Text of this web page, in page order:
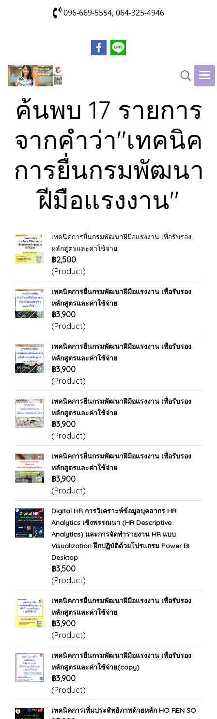
096-669-5554, 064-325-4946
ค้นพบ 17 รายการ
จากคำว่า"เทคนิค
การยื่นกรมพัฒนา
ฝีมือแรงงาน"
เทคนิคการยื่นกรมพัฒนาฝีมือแรงงาน เพื่อรับรอง
หลักสูตรและค่าใช้จ่าย
฿2,500
(Product)
เทคนิคการยื่นกรมพัฒนาฝีมือแรงงาน เพื่อรับรอง
หลักสูตรและค่าใช้จ่าย
฿3,900
(Product)
เทคนิคการยื่นกรมพัฒนาฝีมือแรงงาน เพื่อรับรอง
หลักสูตรและค่าใช้จ่าย
฿3,900
(Product)
เทคนิคการยื่นกรมพัฒนาฝีมือแรงงาน เพื่อรับรอง
หลักสูตรและค่าใช้จ่าย
฿3,900
(Product)
เทคนิคการยื่นกรมพัฒนาฝีมือแรงงาน เพื่อรับรอง
หลักสูตรและค่าใช้จ่าย
฿3,900
(Product)
Digital HR การวิเคราะห์ข้อมูลบุคลากร HR
Analytics เชิงพรรณนา (HR Descriptive
Analytics) และการจัดทำรายงาน HR แบบ
Visualization ฝึกปฏิบัติด้วยโปรแกรม Power BI
Desktop
฿3,500
(Product)
เทคนิคการยื่นกรมพัฒนาฝีมือแรงงาน เพื่อรับรอง
หลักสูตรและค่าใช้จ่าย
฿3,900
(Product)
เทคนิคการยื่นกรมพัฒนาฝีมือแรงงาน เพื่อรับรอง
หลักสูตรและค่าใช้จ่าย(copy)
฿3,900
(Product)
เทคนิคการเพิ่มประสิทธิภาพด้วยหลัก HO REN SO